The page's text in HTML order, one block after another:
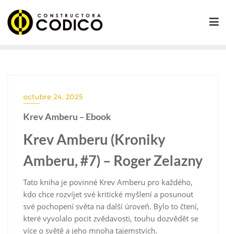
contenido
octubre 24, 2025
Krev Amberu – Ebook
Krev Amberu (Kroniky
Amberu, #7) – Roger Zelazny
Tato kniha je povinné Krev Amberu pro každého,
kdo chce rozvíjet své kritické myšlení a posunout
své pochopení světa na další úroveň. Bylo to čtení,
které vyvolalo pocit zvědavosti, touhu dozvědět se
více o světě a jeho mnoha tajemstvích.